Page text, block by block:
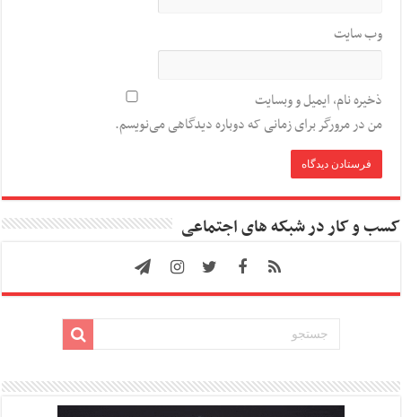
وب‌ سایت
ذخیره نام، ایمیل و وبسایت
من در مرورگر برای زمانی که دوباره دیدگاهی می‌نویسم.
کسب و کار در شبکه های اجتماعی